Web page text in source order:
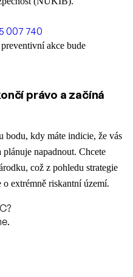
007 740
akce bude
právo a začíná
bodu, kdy máte indicie, že vás
napadnout. Chcete
což z pohledu strategie
extrémně riskantní území.